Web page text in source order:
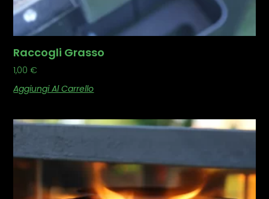
Raccogli Grasso
1,00€
Aggiungi Al Carrello